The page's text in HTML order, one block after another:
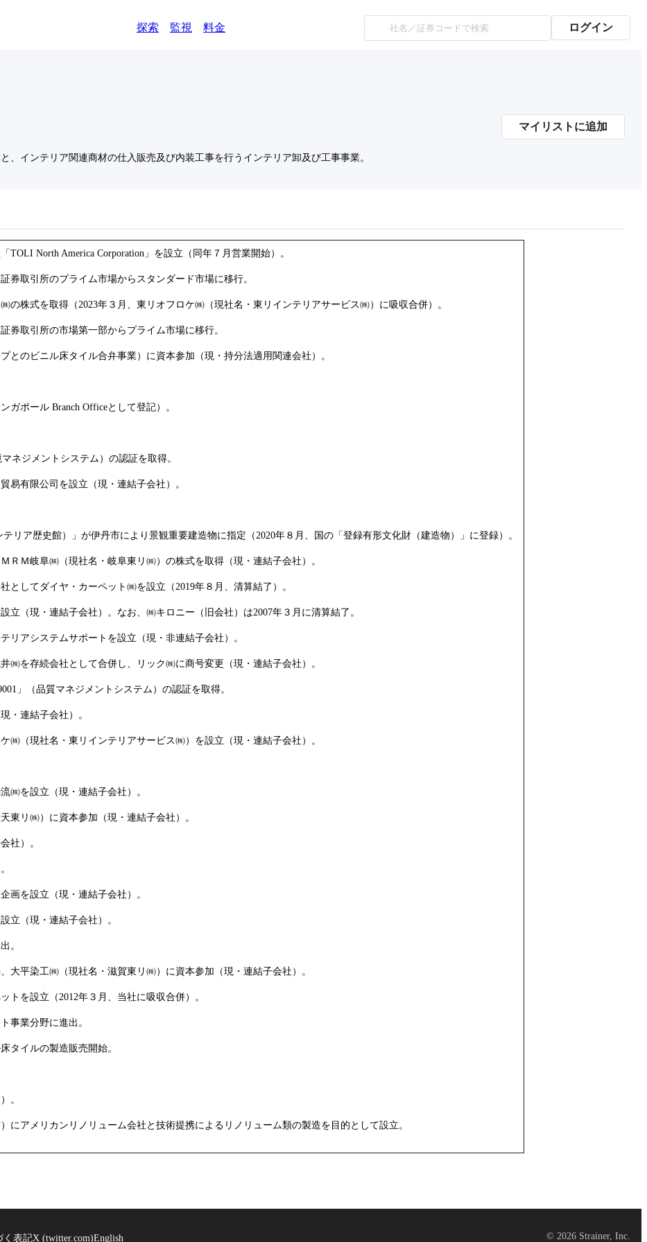
探索 監視 料金 ログイン
、インテリア関連商材の仕入販売及び内装工事を行うインテリア卸及び工事事業。
マイリストに追加
North America Corporation」を設立（同年７月営業開始）。
券取引所のプライム市場からスタンダード市場に移行。
の株式を取得（2023年３月、東リオフロケ㈱（現社名・東リインテリアサービス㈱）に吸収合併）。
券取引所の市場第一部からプライム市場に移行。
とのビニル床タイル合弁事業）に資本参加（現・持分法適用関連会社）。
ガポール Branch Officeとして登記）。
ネジメントシステム）の認証を取得。
易有限公司を設立（現・連結子会社）。
リア歴史館）」が伊丹市により景観重要建造物に指定（2020年８月、国の「登録有形文化財（建造物）」に登録）。
ＲＭ岐阜㈱（現社名・岐阜東リ㈱）の株式を取得（現・連結子会社）。
としてダイヤ・カーペット㈱を設立（2019年８月、清算結了）。
立（現・連結子会社）。なお、㈱キロニー（旧会社）は2007年３月に清算結了。
リアシステムサポートを設立（現・非連結子会社）。
㈱を存続会社として合併し、リック㈱に商号変更（現・連結子会社）。
」（品質マネジメントシステム）の認証を取得。
・連結子会社）。
㈱（現社名・東リインテリアサービス㈱）を設立（現・連結子会社）。
㈱を設立（現・連結子会社）。
東リ㈱）に資本参加（現・連結子会社）。
社）。
画を設立（現・連結子会社）。
立（現・連結子会社）。
。
大平染工㈱（現社名・滋賀東リ㈱）に資本参加（現・連結子会社）。
トを設立（2012年３月、当社に吸収合併）。
事業分野に進出。
タイルの製造販売開始。
。
にアメリカンリノリューム会社と技術提携によるリノリューム類の製造を目的として設立。
く表記X (twitter.com)English © 2026 Strainer, Inc.